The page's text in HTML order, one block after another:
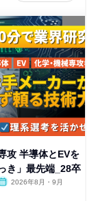
攻 半導体とEVを
き」最先端_28卒
2026年8月・9月